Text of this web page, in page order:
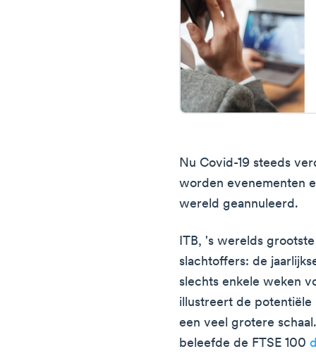
Nu Covid-19 steeds
worden evenementen
wereld geannuleerd.
ITB, 's werelds
slachtoffers: de
slechts enkele weken
illustreert de
een veel grotere
beleefde de FTSE 100